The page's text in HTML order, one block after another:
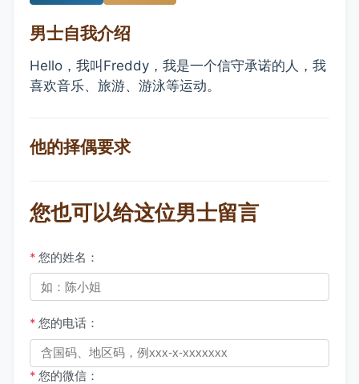
男士自我介绍
Hello，我叫Freddy，我是一个信守承诺的人，我
喜欢音乐、旅游、游泳等运动。
他的择偶要求
您也可以给这位男士留言
* 您的姓名：
* 您的电话：
* 您的微信：